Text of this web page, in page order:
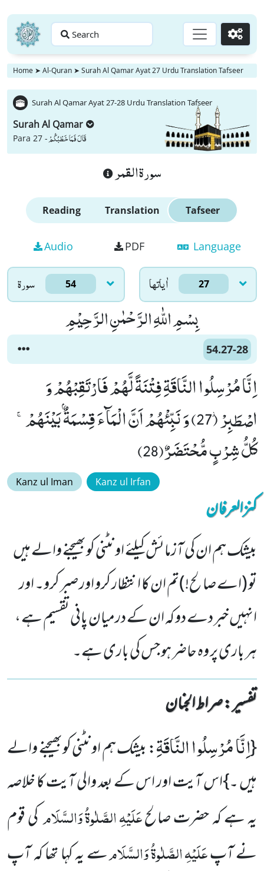
Search Go
Home ➤ Al-Quran ➤ Surah Al Qamar Ayat 27 Urdu Translation Tafseer
Surah Al Qamar Ayat 27-28 Urdu Translation Tafseer
Surah Al Qamar
Para 27 -قَالَ فَمَا خَطْبُكُمْ
سورة القمر
Reading Translation Tafseer
Audio PDF Language
سورۃ 54 اٰياتها 27
بِسْمِ اللّٰهِ الرَّحْمٰنِ الرَّحِیْمِ
54.27-28
اِنَّا مُرْسِلُوا النَّاقَةِ فِتْنَةً لَّهُمْ فَارْتَقِبْهُمْ وَ
اصْطَبِرْ٘ (27) وَ نَبِّئْهُمْ اَنَّ الْمَآءَ قِسْمَةٌۢ بَیْنَهُمْۚ-
كُلُّ شِرْبٍ مُّحْتَضَرٌ(28)
Kanz ul Iman Kanz ul Irfan
کنزالعرفان
بیشک ہم ان کی آزمائش کیلئے اونٹنی کوبھیجنے والے ہیں
تو (اے صا لح!)تم ان کا انتظار کرو اور صبر کرو۔ اور
انہیں خبر دے دو کہ ان کے درمیان پانی تقسیم ہے ،
ہر باری پر وہ حاضر ہو جس کی باری ہے۔
تفسیر : ‎صراط الجنان
{اِنَّا مُرْسِلُوا النَّاقَةِ: بیشک ہم اونٹنی کوبھیجنے والے
ہیں ۔}اس آیت اور اس کے بعد والی آیت کا خلاصہ
یہ ہے کہ حضرت صالحعَلَیْہِالصَّلٰوۃُوَالسَّلَامکی قوم
نے آپعَلَیْہِالصَّلٰوۃُوَالسَّلَامسے یہ کہا تھا کہ آپ